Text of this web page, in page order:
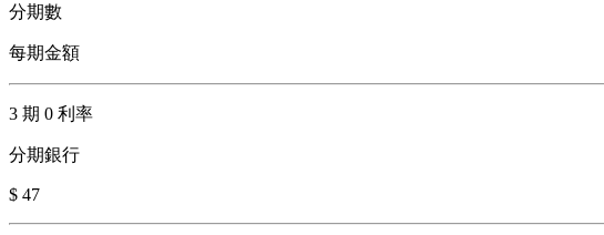
分期數
每期金額
3 期 0 利率
分期銀行
$ 47